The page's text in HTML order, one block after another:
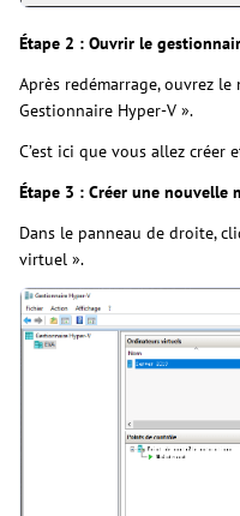
Étape 2 : Ouvrir le
Après redémarrage, ouvrez le
Gestionnaire Hyper-V ».
C’est ici que vous allez créer
Étape 3 : Créer une nouvelle
Dans le panneau de droite,
virtuel ».